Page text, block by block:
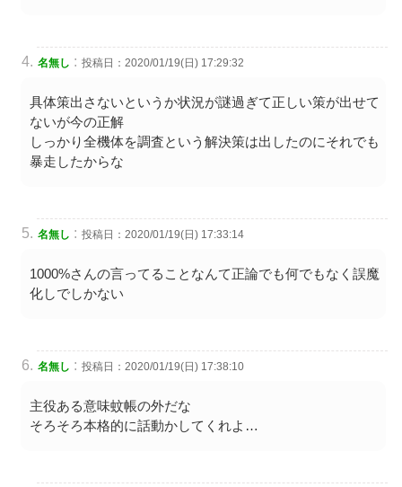
名無し : 投稿日：2020/01/19(日) 17:29:32
具体策出さないというか状況が謎過ぎて正しい策が出せて
ないが今の正解
しっかり全機体を調査という解決策は出したのにそれでも
暴走したからな
名無し : 投稿日：2020/01/19(日) 17:33:14
1000%さんの言ってることなんて正論でも何でもなく誤魔
化しでしかない
名無し : 投稿日：2020/01/19(日) 17:38:10
主役ある意味蚊帳の外だな
そろそろ本格的に話動かしてくれよ…